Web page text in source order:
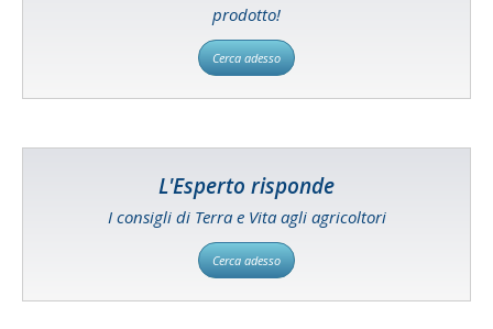
prodotto!
Cerca adesso
L'Esperto risponde
I consigli di Terra e Vita agli agricoltori
Cerca adesso